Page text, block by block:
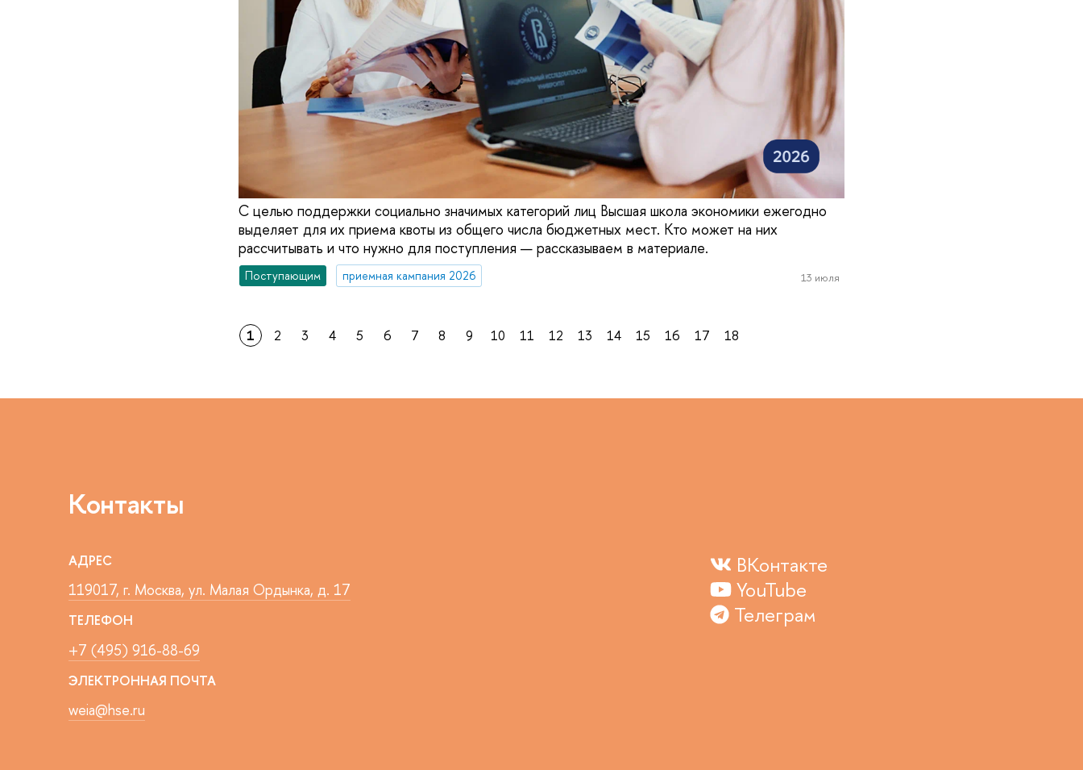
С целью поддержки социально значимых категорий лиц Высшая школа экономики ежегодно
выделяет для их приема квоты из общего числа бюджетных мест. Кто может на них
рассчитывать и что нужно для поступления — рассказываем в материале.
Поступающим приемная кампания 2026 13 июля
1 2 3 4 5 6 7 8 9 10 11 12 13 14 15 16 17 18
Контакты
АДРЕС
119017, г. Москва, ул. Малая Ордынка, д. 17
ТЕЛЕФОН
+7 (495) 916-88-69
ЭЛЕКТРОННАЯ ПОЧТА
weia@hse.ru
ВКонтакте
YouTube
Телеграм